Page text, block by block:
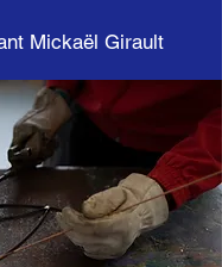
Mickaël Girault